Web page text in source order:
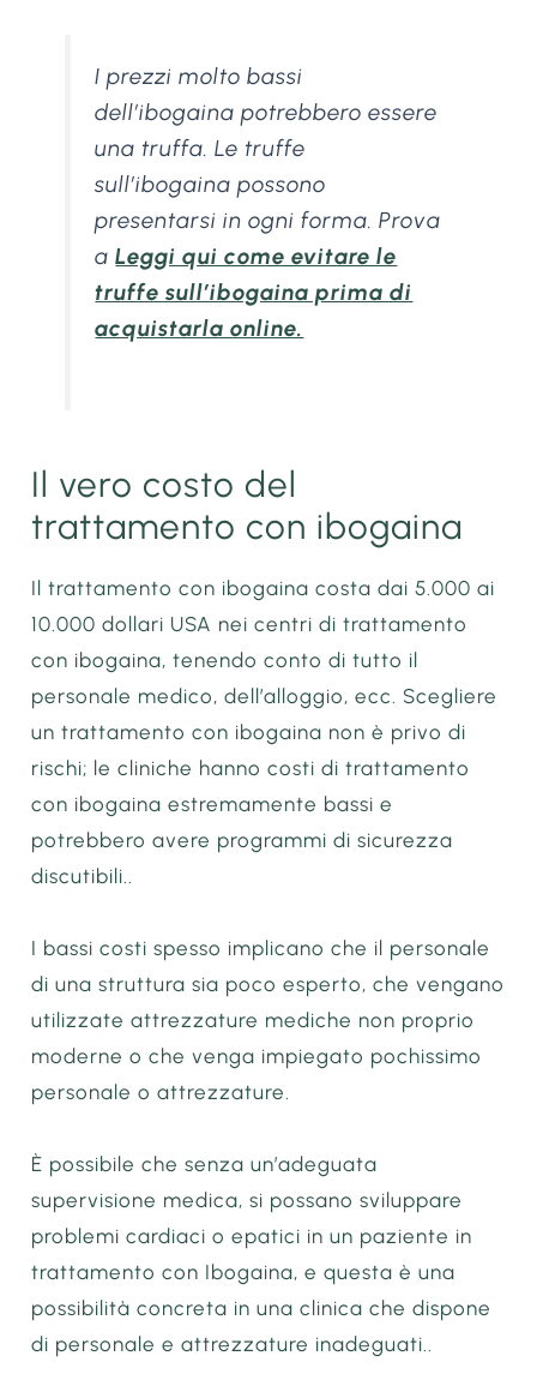
I prezzi molto bassi
dell’ibogaina potrebbero essere
una truffa. Le truffe
sull’ibogaina possono
presentarsi in ogni forma. Prova
aLeggi qui come evitare le
truffe sull’ibogaina prima di
acquistarla online.
Il vero costo del
trattamento con ibogaina
Il trattamento con ibogaina costa dai 5.000 ai
10.000 dollari USA nei centri di trattamento
con ibogaina, tenendo conto di tutto il
personale medico, dell’alloggio, ecc. Scegliere
un trattamento con ibogaina non è privo di
rischi; le cliniche hanno costi di trattamento
con ibogaina estremamente bassi e
potrebbero avere programmi di sicurezza
discutibili..
I bassi costi spesso implicano che il personale
di una struttura sia poco esperto, che vengano
utilizzate attrezzature mediche non proprio
moderne o che venga impiegato pochissimo
personale o attrezzature.
È possibile che senza un’adeguata
supervisione medica, si possano sviluppare
problemi cardiaci o epatici in un paziente in
trattamento con Ibogaina, e questa è una
possibilità concreta in una clinica che dispone
di personale e attrezzature inadeguati..